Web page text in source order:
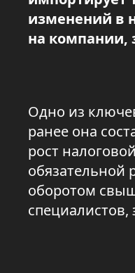
изменений в
на
Одно из
ранее она
рост
обязательной
оборотом